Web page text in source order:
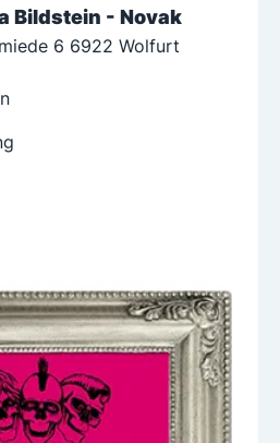
Bildstein - Novak
6 6922 Wolfurt